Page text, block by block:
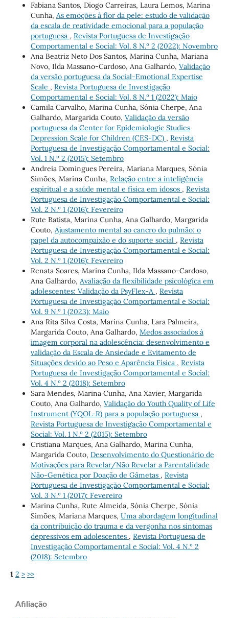
Fabiana Santos, Diogo Carreiras, Laura Lemos, Marina
Cunha, As emoções à flor da pele: estudo de validação
da escala de reatividade emocional para a população
portuguesa , Revista Portuguesa de Investigação
Comportamental e Social: Vol. 8 N.º 2 (2022): Novembro
Ana Beatriz Neto Dos Santos, Marina Cunha, Mariana
Novo, Ilda Massano-Cardoso, Ana Galhardo, Validação
da versão portuguesa da Social-Emotional Expertise
Scale , Revista Portuguesa de Investigação
Comportamental e Social: Vol. 8 N.º 1 (2022): Maio
Camila Carvalho, Marina Cunha, Sónia Cherpe, Ana
Galhardo, Margarida Couto, Validação da versão
portuguesa da Center for Epidemiologic Studies
Depression Scale for Children (CES-DC) , Revista
Portuguesa de Investigação Comportamental e Social:
Vol. 1 N.º 2 (2015): Setembro
Andreia Domingues Pereira, Mariana Marques, Sónia
Simões, Marina Cunha, Relação entre a inteligência
espiritual e a saúde mental e física em idosos , Revista
Portuguesa de Investigação Comportamental e Social:
Vol. 2 N.º 1 (2016): Fevereiro
Rute Batista, Marina Cunha, Ana Galhardo, Margarida
Couto, Ajustamento mental ao cancro do pulmão: o
papel da autocompaixão e do suporte social , Revista
Portuguesa de Investigação Comportamental e Social:
Vol. 2 N.º 1 (2016): Fevereiro
Renata Soares, Marina Cunha, Ilda Massano-Cardoso,
Ana Galhardo, Avaliação da flexibilidade psicológica em
adolescentes: Validação da PsyFlex-A , Revista
Portuguesa de Investigação Comportamental e Social:
Vol. 9 N.º 1 (2023): Maio
Ana Rita Silva Costa, Marina Cunha, Lara Palmeira,
Margarida Couto, Ana Galhardo, Medos associados à
imagem corporal na adolescência: desenvolvimento e
validação da Escala de Ansiedade e Evitamento de
Situações devido ao Peso e Aparência Física , Revista
Portuguesa de Investigação Comportamental e Social:
Vol. 4 N.º 2 (2018): Setembro
Sara Mendes, Marina Cunha, Ana Xavier, Margarida
Couto, Ana Galhardo, Validação do Youth Quality of Life
Instrument (YQOL-R) para a população portuguesa ,
Revista Portuguesa de Investigação Comportamental e
Social: Vol. 1 N.º 2 (2015): Setembro
Cristiana Marques, Ana Galhardo, Marina Cunha,
Margarida Couto, Desenvolvimento do Questionário de
Motivações para Revelar/Não Revelar a Parentalidade
Não-Genética por Doação de Gâmetas , Revista
Portuguesa de Investigação Comportamental e Social:
Vol. 3 N.º 1 (2017): Fevereiro
Marina Cunha, Rute Almeida, Sónia Cherpe, Sónia
Simões, Mariana Marques, Uma abordagem longitudinal
da contribuição do trauma e da vergonha nos sintomas
depressivos em adolescentes , Revista Portuguesa de
Investigação Comportamental e Social: Vol. 4 N.º 2
(2018): Setembro
1 2 > >>
Afiliação